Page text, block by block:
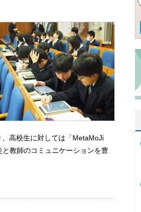
高校生に対しては「MetaMoJi
教師のコミュニケーションを豊